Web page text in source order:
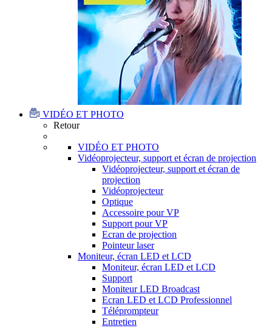
VIDÉO ET PHOTO
Retour
VIDÉO ET PHOTO
Vidéoprojecteur, support et écran de projection
Vidéoprojecteur, support et écran de
projection
Vidéoprojecteur
Optique
Accessoire pour VP
Support pour VP
Ecran de projection
Pointeur laser
Moniteur, écran LED et LCD
Moniteur, écran LED et LCD
Support
Moniteur LED Broadcast
Ecran LED et LCD Professionnel
Téléprompteur
Entretien